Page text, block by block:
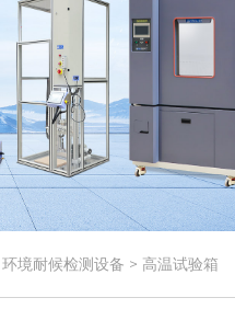
环境耐候检测设备 > 高温试验箱